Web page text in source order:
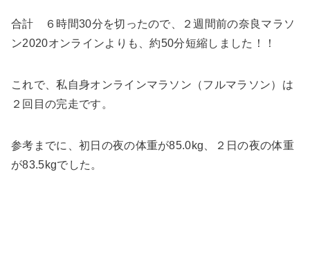
合計 ６時間30分を切ったので、２週間前の奈良マラソ
ン2020オンラインよりも、約50分短縮しました！！
これで、私自身オンラインマラソン（フルマラソン）は
２回目の完走です。
参考までに、初日の夜の体重が85.0kg、２日の夜の体重
が83.5kgでした。